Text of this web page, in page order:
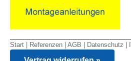
Start Referenzen AGB Datenschutz